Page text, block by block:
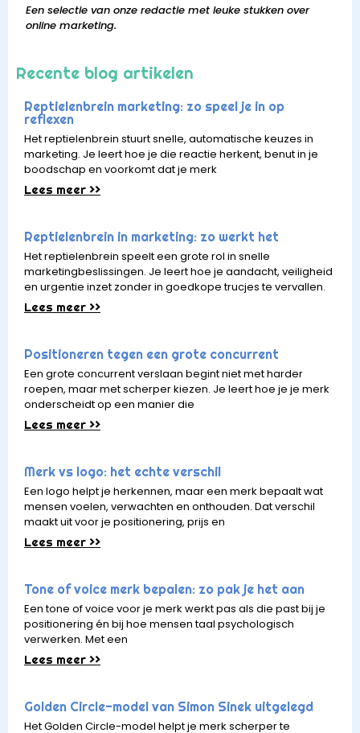
Een selectie van onze redactie met leuke stukken over
online marketing.
Recente blog artikelen
Reptielenbrein marketing: zo speel je in op
reflexen
Het reptielenbrein stuurt snelle, automatische keuzes in
marketing. Je leert hoe je die reactie herkent, benut in je
boodschap en voorkomt dat je merk
Lees meer >>
Reptielenbrein in marketing: zo werkt het
Het reptielenbrein speelt een grote rol in snelle
marketingbeslissingen. Je leert hoe je aandacht, veiligheid
en urgentie inzet zonder in goedkope trucjes te vervallen.
Lees meer >>
Positioneren tegen een grote concurrent
Een grote concurrent verslaan begint niet met harder
roepen, maar met scherper kiezen. Je leert hoe je je merk
onderscheidt op een manier die
Lees meer >>
Merk vs logo: het echte verschil
Een logo helpt je herkennen, maar een merk bepaalt wat
mensen voelen, verwachten en onthouden. Dat verschil
maakt uit voor je positionering, prijs en
Lees meer >>
Tone of voice merk bepalen: zo pak je het aan
Een tone of voice voor je merk werkt pas als die past bij je
positionering én bij hoe mensen taal psychologisch
verwerken. Met een
Lees meer >>
Golden Circle-model van Simon Sinek uitgelegd
Het Golden Circle-model helpt je merk scherper te